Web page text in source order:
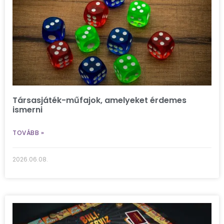
Társasjáték-műfajok, amelyeket érdemes
ismerni
TOVÁBB »
2026.06.08.